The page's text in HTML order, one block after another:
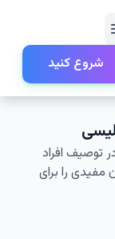
شروع کنید
توصیف افراد
مفیدی را برای
این